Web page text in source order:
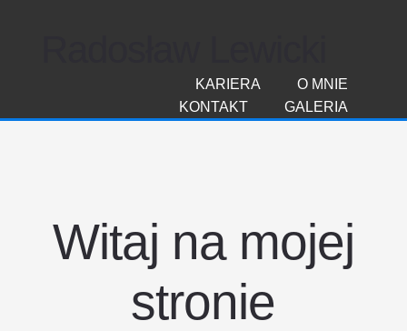
O MNIE
KARIERA
GALERIA
KONTAKT
Witaj na mojej
stronie